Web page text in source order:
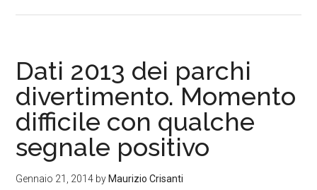
Dati 2013 dei parchi
divertimento. Momento
difficile con qualche
segnale positivo
Gennaio 21, 2014 by Maurizio Crisanti